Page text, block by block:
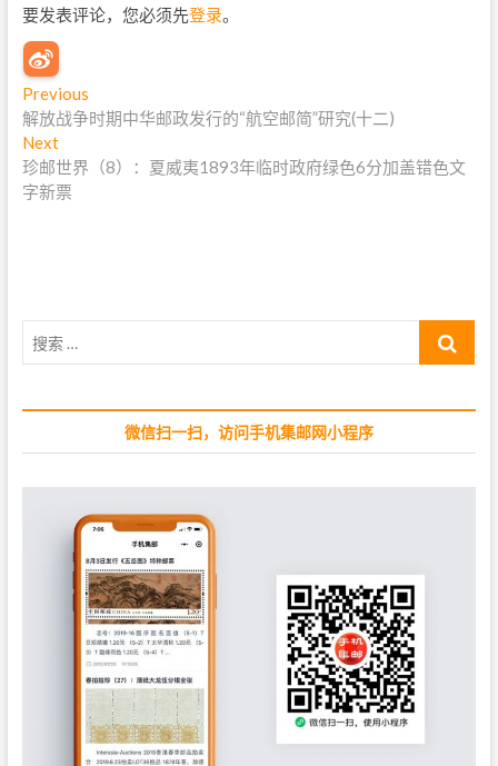
要发表评论，您必须先登录。
文
章
导
航
Previous
r
t
解放战争时期中华邮政发行的“航空邮简”研究(十二)
NextN
e
x
:
珍邮世界（8）：夏威夷1893年临时政府绿色6分加盖错色文
字新票
微信扫一扫，访问手机集邮网小程序